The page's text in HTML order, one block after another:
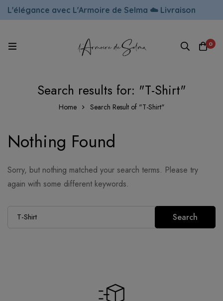
L'élégance avec L'Armoire de Selma ☁️ Livraison
rapide !
0
Search results for: "T-Shirt"
Home Search Result of "T-Shirt"
Nothing Found
Sorry, but nothing matched your search terms. Please try
again with some different keywords.
Search